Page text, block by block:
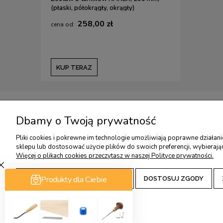
(płaski, półokrągły, okrągły)
258,00 zł
KUP TERAZ
TWOJE ZAMÓWIENIA
USTAWIENIA KONTA
PRZECHOWALNIA
USŁUGA OSTRZENIA
KONSULTACJE
KONSULTACJE OSTRZ.
Dbamy o Twoją prywatność
Pliki cookies i pokrewne im technologie umożliwiają poprawne
sklepu lub dostosować użycie plików do swoich preferencji,
Więcej o plikach cookies przeczytasz w naszej Polityce prywatności.
ZAAKCEPTUJ TYLKO NIEZBĘDNE DOSTOSUJ ZGODY